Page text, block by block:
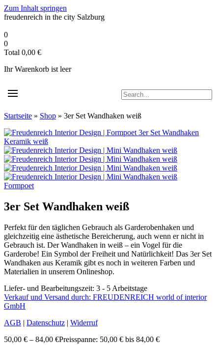
Zum Inhalt springen
freudenreich in the city Salzburg
0
0
Total 0,00 €
Ihr Warenkorb ist leer
Startseite » Shop » 3er Set Wandhaken weiß
Formpoet
3er Set Wandhaken weiß
Perfekt für den täglichen Gebrauch als Garderobenhaken und
gleichzeitig eine ästhetische Bereicherung, auch wenn er nicht in
Gebrauch ist. Der Wandhaken in weiß – ein Vogel für die
Garderobe! Ein Symbol der Freiheit und Natürlichkeit! Das 3er Set
Wandhaken aus Keramik gibt es noch in weiteren Farben und
Materialien in unserem Onlineshop.
Liefer- und Bearbeitungszeit: 3 - 5 Arbeitstage
Verkauf und Versand durch: FREUDENREICH world of interior
GmbH
AGB | Datenschutz | Widerruf
50,00 € – 84,00 €Preisspanne: 50,00 € bis 84,00 €